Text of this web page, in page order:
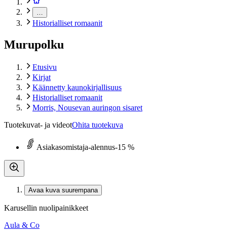
Historialliset romaanit
Murupolku
Etusivu
Kirjat
Käännetty kaunokirjallisuus
Historialliset romaanit
Morris, Nousevan auringon sisaret
Tuotekuvat- ja videotOhita tuotekuva
Asiakasomistaja-alennus-15 %
Avaa kuva suurempana
Karusellin nuolipainikkeet
Aula & Co